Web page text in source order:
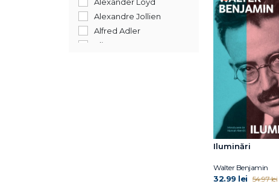
2007
2006
2005
Alexandre Jollien
Alfred Adler
Alice Oseman
Iluminări
Walter Benjamin
32.99 lei 54.97 lei